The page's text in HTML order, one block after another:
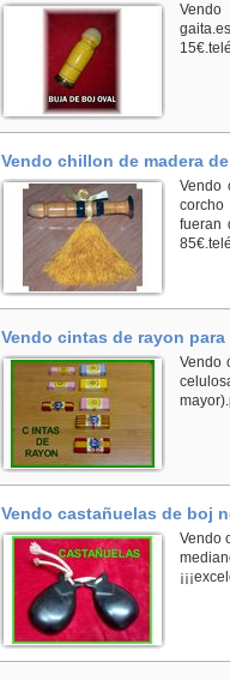
Vendo chillon de madera
Vendo
corcho
fueran
Vendo cintas de rayon
Vendo
Vendo castañuelas de boj
Vendo